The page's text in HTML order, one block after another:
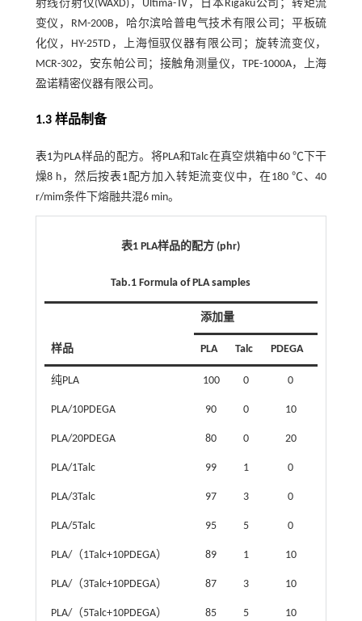
射线衍射仪(WAXD)，Ultima-Ⅳ，日本Rigaku公司；转矩流
变仪，RM-200B，哈尔滨哈普电气技术有限公司；平板硫
化仪，HY-25TD，上海恒驭仪器有限公司；旋转流变仪，
MCR-302，安东帕公司；接触角测量仪，TPE-1000A，上海
盈诺精密仪器有限公司。
1.3 样品制备
表1为PLA样品的配方。将PLA和Talc在真空烘箱中60 ℃下干
燥8 h，然后按表1配方加入转矩流变仪中，在180 ℃、40
r/mim条件下熔融共混6 min。
表1 PLA样品的配方 (phr)
Tab.1 Formula of PLA samples
样品
添加量
PLA Talc PDEGA
纯PLA 100 0 0
PLA/10PDEGA 90 0 10
PLA/20PDEGA 80 0 20
PLA/1Talc 99 1 0
PLA/3Talc 97 3 0
PLA/5Talc 95 5 0
PLA/（1Talc+10PDEGA） 89 1 10
PLA/（3Talc+10PDEGA） 87 3 10
PLA/（5Talc+10PDEGA） 85 5 10